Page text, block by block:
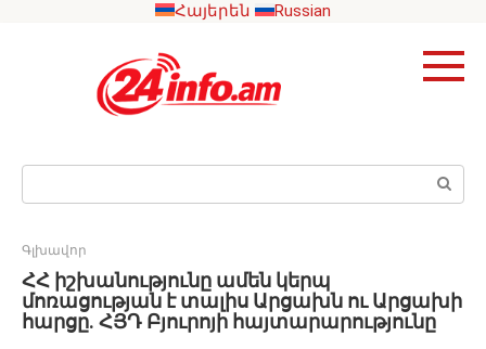
Հայերեն Russian
Search:
Գլխավոր
ՀՀ իշխանությունը ամեն կերպ
մոռացության է տալիս Արցախն ու Արցախի
հարցը. ՀՅԴ Բյուրոյի հայտարարությունը